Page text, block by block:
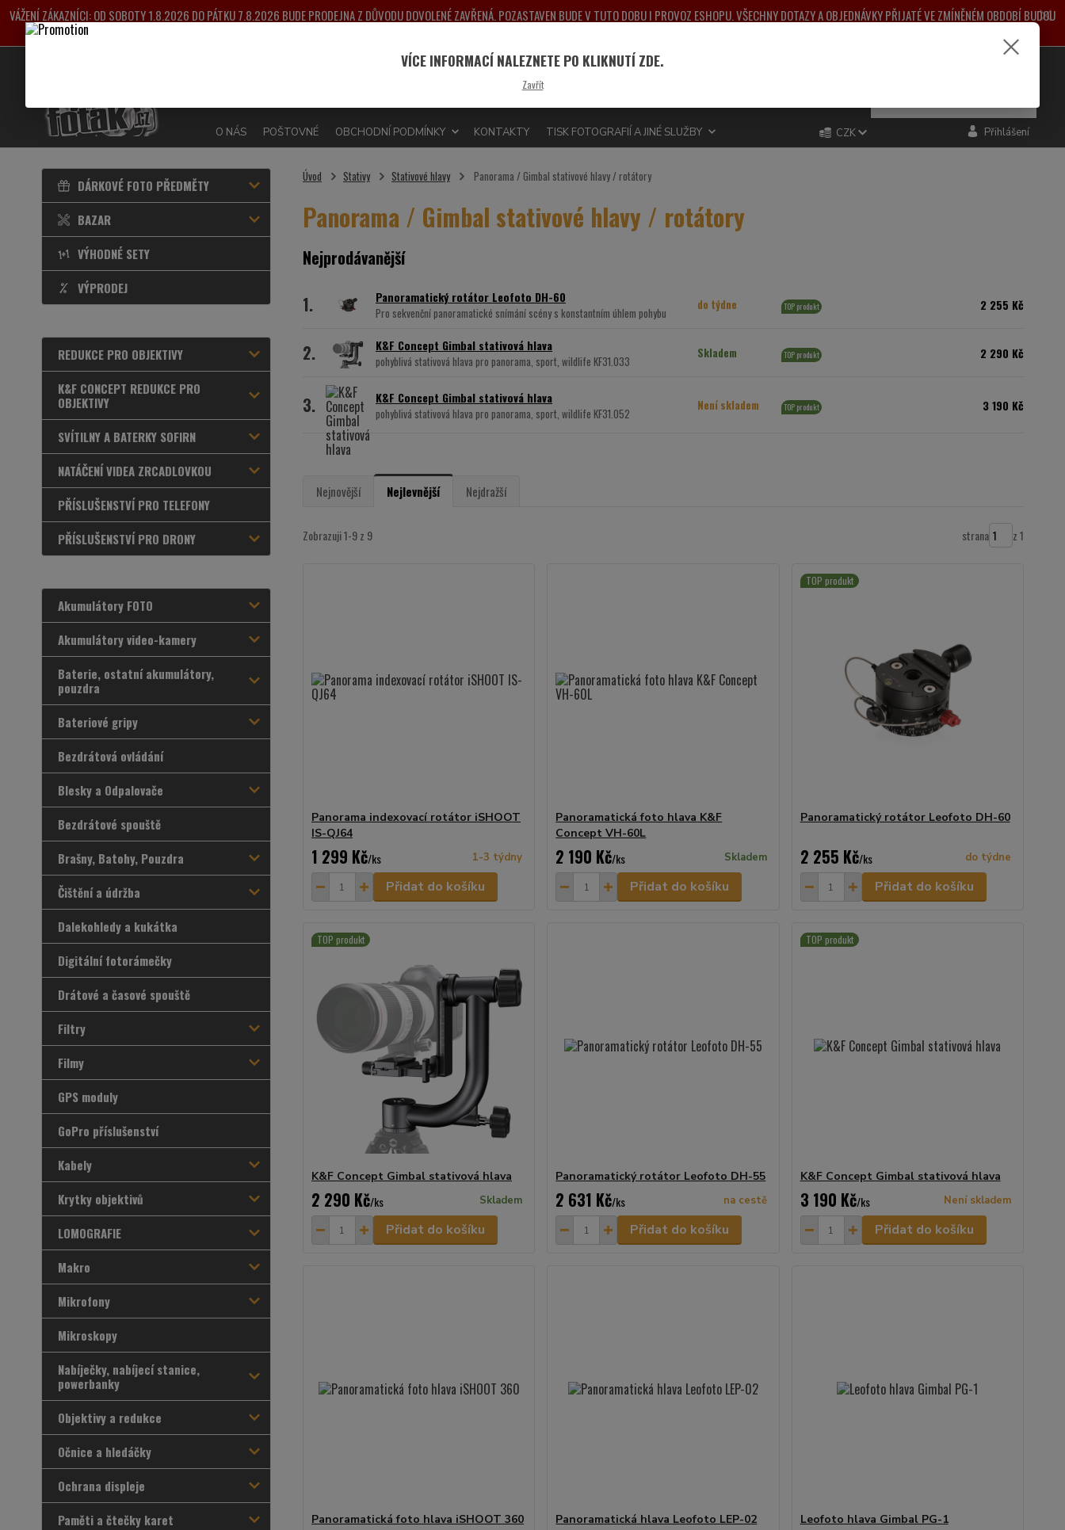
VÁŽENÍ ZÁKAZNÍCI: OD SOBOTY 1.8.2026 DO PÁTKU 7.8.2026 BUDE PRODEJNA Z DŮVODU DOVOLENÉ ZAVŘENÁ. POZASTAVEN BUDE V TUTO DOBU I PROVOZ ESHOPU. VŠECHNY DOTAZY A OBJEDNÁVKY PŘIJATÉ VE ZMÍNĚNÉM OBDOBÍ BUDOU
O NÁS POŠTOVNÉ OBCHODNÍ PODMÍNKY KONTAKTY TISK FOTOGRAFIÍ A JINÉ SLUŽBY CZK Přihlášení
DÁRKOVÉ FOTO PŘEDMĚTY
BAZAR
VÝHODNÉ SETY
VÝPRODEJ
REDUKCE PRO OBJEKTIVY
K&F CONCEPT REDUKCE PRO
OBJEKTIVY
SVÍTILNY A BATERKY SOFIRN
NATÁČENÍ VIDEA ZRCADLOVKOU
PŘÍSLUŠENSTVÍ PRO TELEFONY
PŘÍSLUŠENSTVÍ PRO DRONY
Akumulátory FOTO
Akumulátory video-kamery
Baterie, ostatní akumulátory,
pouzdra
Bateriové gripy
Bezdrátová ovládání
Blesky a Odpalovače
Bezdrátové spouště
Brašny, Batohy, Pouzdra
Čištění a údržba
Dalekohledy a kukátka
Digitální fotorámečky
Drátové a časové spouště
Filtry
Filmy
GPS moduly
GoPro příslušenství
Kabely
Krytky objektivů
LOMOGRAFIE
Makro
Mikrofony
Mikroskopy
Nabíječky, nabíjecí stanice,
powerbanky
Objektivy a redukce
Očnice a hledáčky
Ochrana displeje
Paměti a čtečky karet
Úvod Stativy Stativové hlavy Panorama / Gimbal stativové hlavy / rotátory
Panorama / Gimbal stativové hlavy / rotátory
Nejprodávanější
1.
Panoramatický rotátor Leofoto DH-60
Pro sekvenční panoramatické snímání scény s konstantním úhlem pohybu
do týdne TOP produkt 2 255 Kč
2. K&F Concept Gimbal stativová hlava
pohyblivá stativová hlava pro panorama, sport, wildlife KF31.033
Skladem TOP produkt 2 290 Kč
3. K&F Concept Gimbal stativová hlava
pohyblivá stativová hlava pro panorama, sport, wildlife KF31.052
Není skladem TOP produkt 3 190 Kč
Nejnovější Nejlevnější Nejdražší
Zobrazuji 1-9 z 9 strana z 1
Panorama indexovací rotátor iSHOOT
IS-QJ64
1 299 Kč/ks 1-3 týdny
Přidat do košíku
Panoramatická foto hlava K&F
Concept VH-60L
2 190 Kč/ks Skladem
Přidat do košíku
TOP produkt
Panoramatický rotátor Leofoto DH-60
2 255 Kč/ks do týdne
Přidat do košíku
TOP produkt
K&F Concept Gimbal stativová hlava
2 290 Kč/ks Skladem
Přidat do košíku
Panoramatický rotátor Leofoto DH-55
2 631 Kč/ks na cestě
Přidat do košíku
TOP produkt
K&F Concept Gimbal stativová hlava
3 190 Kč/ks Není skladem
Přidat do košíku
Panoramatická foto hlava iSHOOT 360 Panoramatická hlava Leofoto LEP-02 Leofoto hlava Gimbal PG-1
VÍCE INFORMACÍ NALEZNETE PO KLIKNUTÍ ZDE.
Zavřít